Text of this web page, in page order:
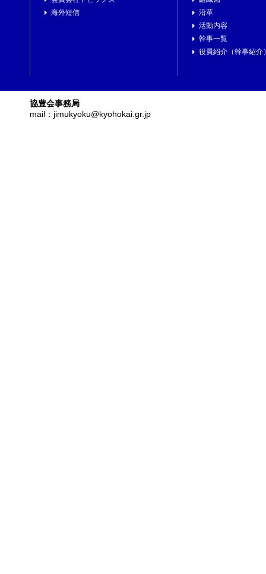
海外短信
沿革
活動内容
幹事一覧
役員紹介（幹事紹介
協豊会事務局
mail：jimukyoku@kyohokai.gr.jp